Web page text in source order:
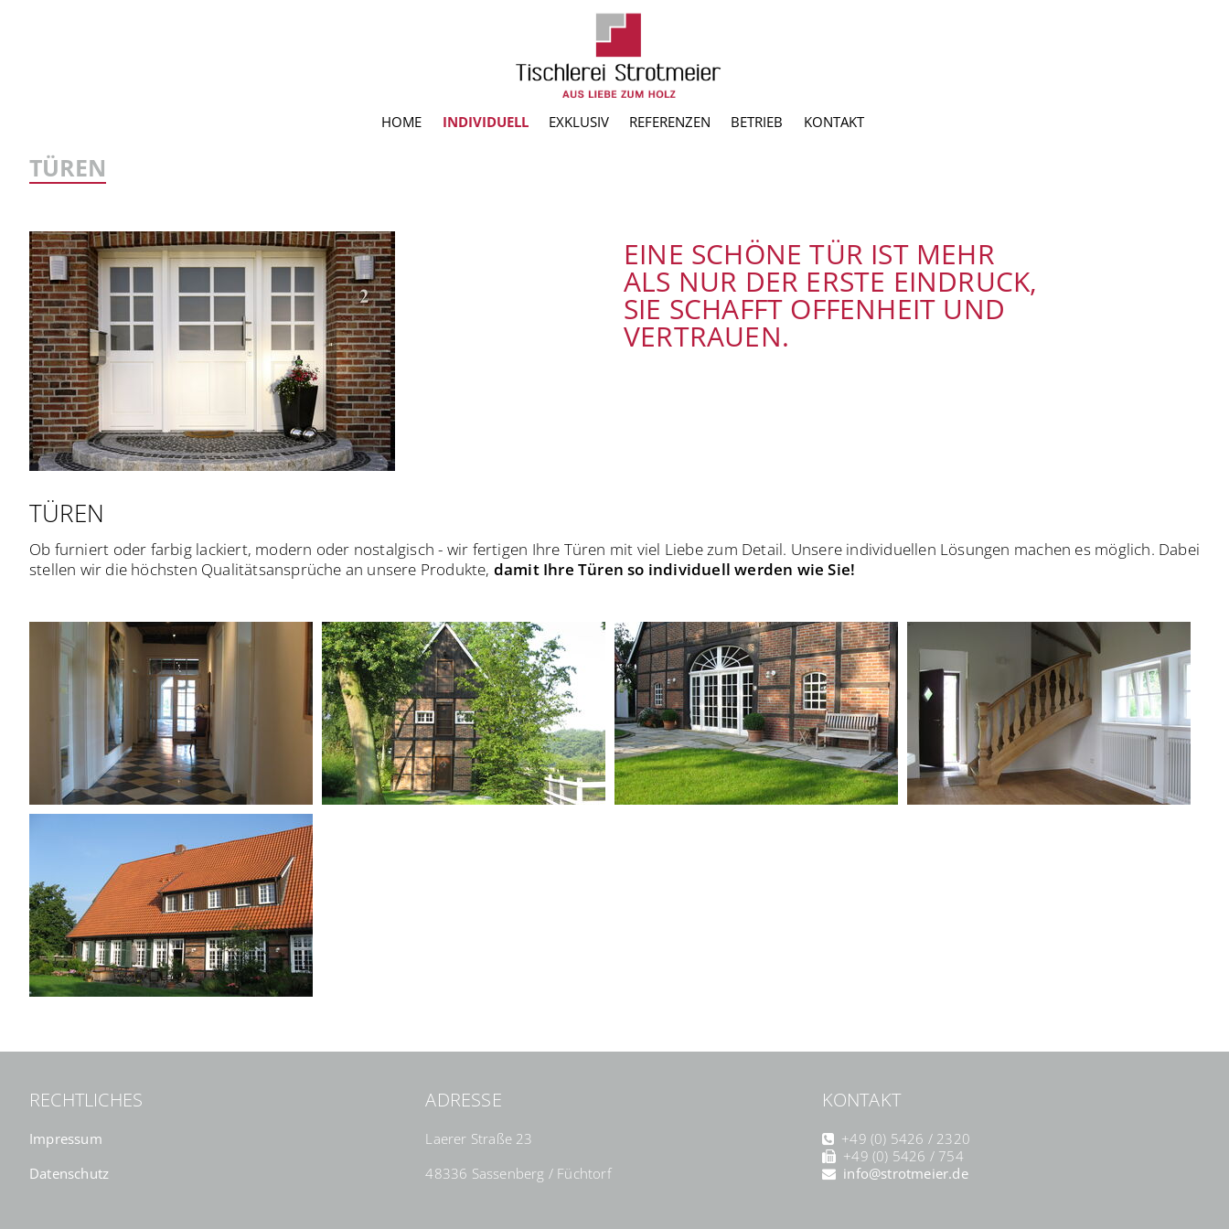
HOME INDIVIDUELL EXKLUSIV REFERENZEN BETRIEB KONTAKT
TÜREN
EINE SCHÖNE TÜR IST MEHR
ALS NUR DER ERSTE EINDRUCK,
SIE SCHAFFT OFFENHEIT UND
VERTRAUEN.
TÜREN
Ob furniert oder farbig lackiert, modern oder nostalgisch - wir fertigen Ihre Türen mit viel Liebe zum Detail. Unsere individuellen Lösungen machen es möglich. Dabei
stellen wir die höchsten Qualitätsansprüche an unsere Produkte, damit Ihre Türen so individuell werden wie Sie!
RECHTLICHES
Impressum
Datenschutz
ADRESSE
Laerer Straße 23
48336 Sassenberg / Füchtorf
KONTAKT
+49 (0) 5426 / 2320
+49 (0) 5426 / 754
info@strotmeier.de